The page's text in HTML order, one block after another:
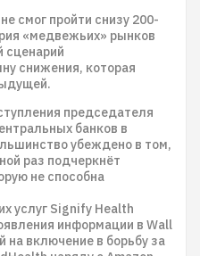
смог пройти снизу 200-
«медвежьих» рынков
сценарий
снижения, которая
председателя
банков в
убеждено в том,
раз подчеркнёт
не способна
услуг Signify Health
информации в Wall
включение в борьбу за